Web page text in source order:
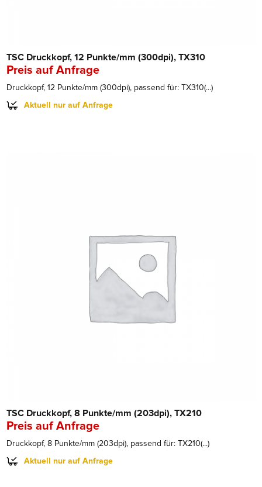
TSC Druckkopf, 12 Punkte/mm (300dpi), TX310
Preis auf Anfrage
Druckkopf, 12 Punkte/mm (300dpi), passend für: TX310(...)
Aktuell nur auf Anfrage
TSC Druckkopf, 8 Punkte/mm (203dpi), TX210
Preis auf Anfrage
Druckkopf, 8 Punkte/mm (203dpi), passend für: TX210(...)
Aktuell nur auf Anfrage